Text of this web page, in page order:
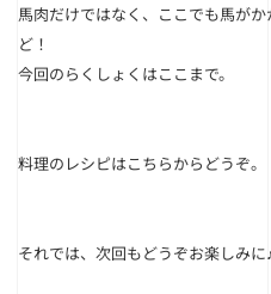
馬肉だけではなく、ここでも馬が
ど！
今回のらくしょくはここまで。
料理のレシピはこちらからどうぞ。
それでは、次回もどうぞお楽しみに